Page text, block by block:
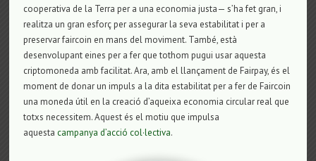
cooperativa de la Terra per a una economia justa— s’ha fet gran, i
realitza un gran esforç per assegurar la seva estabilitat i per a
preservar faircoin en mans del moviment. També, està
desenvolupant eines per a fer que tothom pugui usar aquesta
criptomoneda amb facilitat. Ara, amb el llançament de Fairpay, és el
moment de donar un impuls a la dita estabilitat per a fer de Faircoin
una moneda útil en la creació d’aqueixa economia circular real que
totxs necessitem. Aquest és el motiu que impulsa
aquestacampanya d’acció col·lectiva.